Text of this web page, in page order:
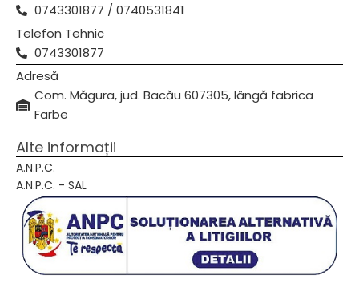
0743301877 / 0740531841
Telefon Tehnic
0743301877
Adresă
Com. Măgura, jud. Bacău 607305, lângă fabrica
Farbe
Alte informații
A.N.P.C.
A.N.P.C. - SAL